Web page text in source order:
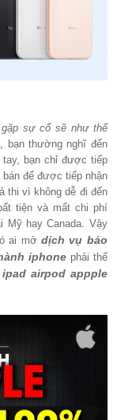
sự cố sẽ như thế
bạn thường nghĩ đến
bạn chỉ được tiếp
để được tiếp nhận
thi vì không dễ đi đến
tiện và mất chi phí
Mỹ hay Canada. Vậy
ai mởdịch vụ bảo
iphone phải thế
airpod appple